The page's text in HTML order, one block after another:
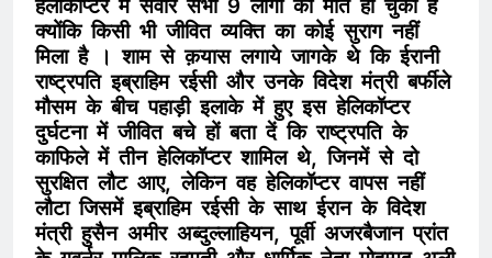
हेलीकॉप्टर में सवार सभी 9 लोगों की मौत हो चुकी है
क्योंकि किसी भी जीवित व्यक्ति का कोई सुराग नहीं
मिला है । शाम से क़यास लगाये जागके थे कि ईरानी
राष्ट्रपति इब्राहिम रईसी और उनके विदेश मंत्री बर्फीले
मौसम के बीच पहाड़ी इलाके में हुए इस हेलिकॉप्टर
दुर्घटना में ​जीवित बचे हों बता दें कि राष्ट्रपति के
काफिले में तीन हेलिकॉप्टर शामिल थे, जिनमें से दो
सुरक्षित लौट आए, लेकिन वह हेलिकॉप्टर वापस नहीं
लौटा जिसमें इब्राहिम रईसी के साथ ईरान के विदेश
मंत्री हुसैन अमीर अब्दुल्लाहियन, पूर्वी अजरबैजान प्रांत